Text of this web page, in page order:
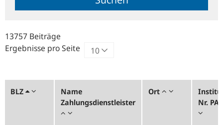
13757 Beiträge
Ergebnisse pro Seite
BLZ
Name
Zahlungsdienstleister
Ort
Nr.